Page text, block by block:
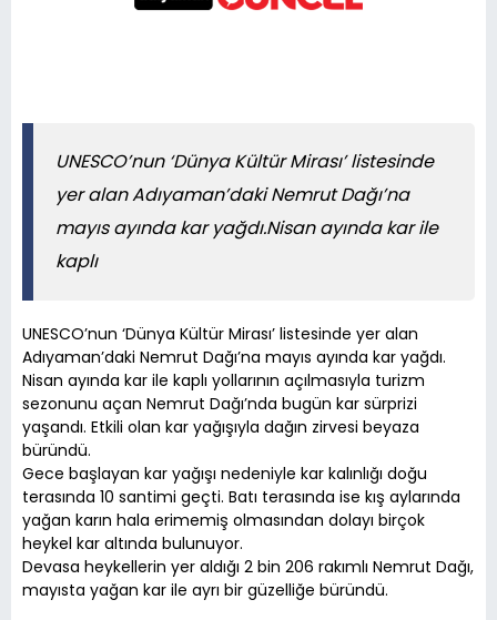
UNESCO’nun ‘Dünya Kültür Mirası’ listesinde
yer alan Adıyaman’daki Nemrut Dağı’na
mayıs ayında kar yağdı.Nisan ayında kar ile
kaplı
UNESCO’nun ‘Dünya Kültür Mirası’ listesinde yer alan
Adıyaman’daki Nemrut Dağı’na mayıs ayında kar yağdı.
Nisan ayında kar ile kaplı yollarının açılmasıyla turizm
sezonunu açan Nemrut Dağı’nda bugün kar sürprizi
yaşandı. Etkili olan kar yağışıyla dağın zirvesi beyaza
büründü.
Gece başlayan kar yağışı nedeniyle kar kalınlığı doğu
terasında 10 santimi geçti. Batı terasında ise kış aylarında
yağan karın hala erimemiş olmasından dolayı birçok
heykel kar altında bulunuyor.
Devasa heykellerin yer aldığı 2 bin 206 rakımlı Nemrut Dağı,
mayısta yağan kar ile ayrı bir güzelliğe büründü.